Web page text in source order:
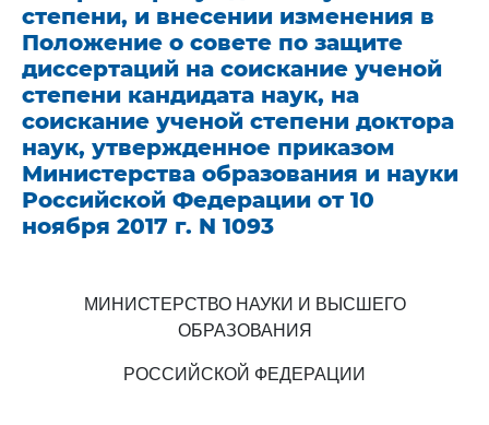
степени, и внесении изменения в
Положение о совете по защите
диссертаций на соискание ученой
степени кандидата наук, на
соискание ученой степени доктора
наук, утвержденное приказом
Министерства образования и науки
Российской Федерации от 10
ноября 2017 г. N 1093
МИНИСТЕРСТВО НАУКИ И ВЫСШЕГО
ОБРАЗОВАНИЯ
РОССИЙСКОЙ ФЕДЕРАЦИИ